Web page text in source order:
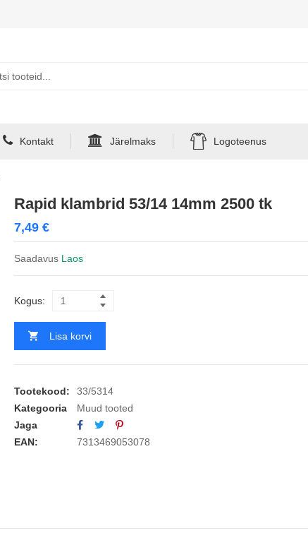
Kontakt Järelmaks Logoteenus
Rapid klambrid 53/14 14mm 2500 tk
7,49 €
Saadavus Laos
Kogus:
Lisa korvi
Tootekood:
33/5314
Kategooria
Muud tooted
Jaga
EAN:
7313469053078